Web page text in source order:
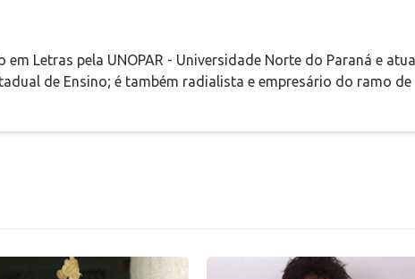
Letras pela UNOPAR - Universidade Norte do Paraná e atua
de Ensino; é também radialista e empresário do ramo de